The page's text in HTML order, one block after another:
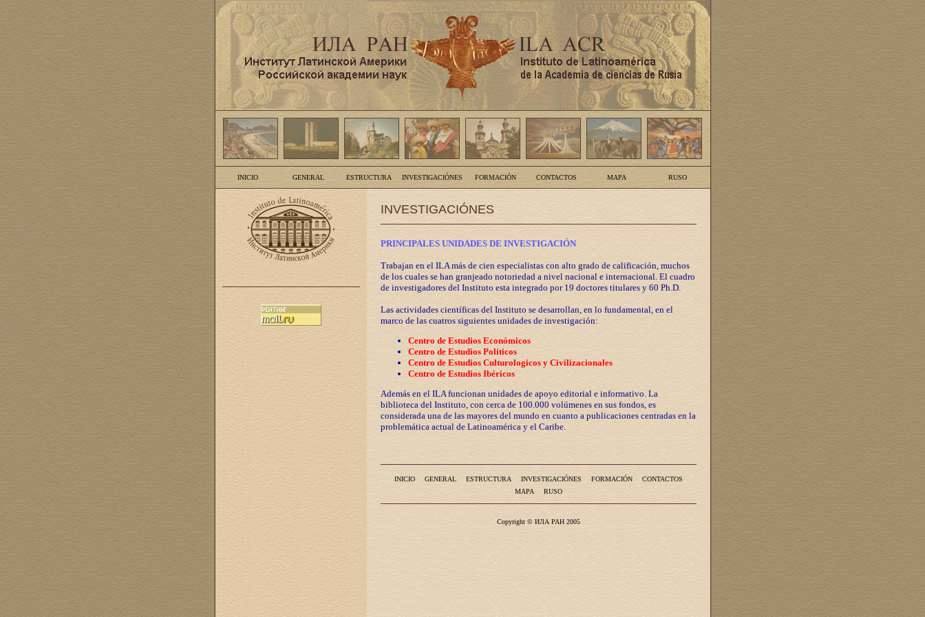
INICIO GENERAL ESTRUCTURA INVESTIGACIÓNES FORMACIÓN CONTACTOS MAPA RUSO
INVESTIGACIÓNES
PRINCIPALES UNIDADES DE INVESTIGACIÓN
Trabajan en el ILA más de cien especialistas con alto grado de calificación, muchos
de los cuales se han granjeado notoriedad a nivel nacional e internacional. El cuadro
de investigadores del Instituto esta integrado por 19 doctores titulares y 60 Ph.D.
Las actividades científicas del Instituto se desarrollan, en lo fundamental, en el
marco de las cuatros siguientes unidades de investigación:
Centro de Estudios Económicos
Centro de Estudios Políticos
Centro de Estudios Culturologicos y Civilizacionales
Centro de Estudios Ibéricos
Además en el ILA funcionan unidades de apoyo editorial e informativo. La
biblioteca del Instituto, con cerca de 100.000 volúmenes en sus fondos, es
considerada una de las mayores del mundo en cuanto a publicaciones centradas en la
problemática actual de Latinoamérica y el Caribe.
INICIO GENERAL ESTRUCTURA INVESTIGACIÓNES FORMACIÓN
CONTACTOS
MAPA
RUSO
Copyright © ИЛА РАН 2005